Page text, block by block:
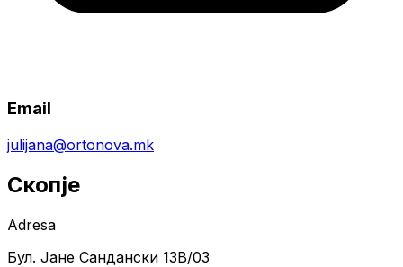
Email
julijana@ortonova.mk
Скопје
Adresa
Бул. Јане Сандански 13B/03